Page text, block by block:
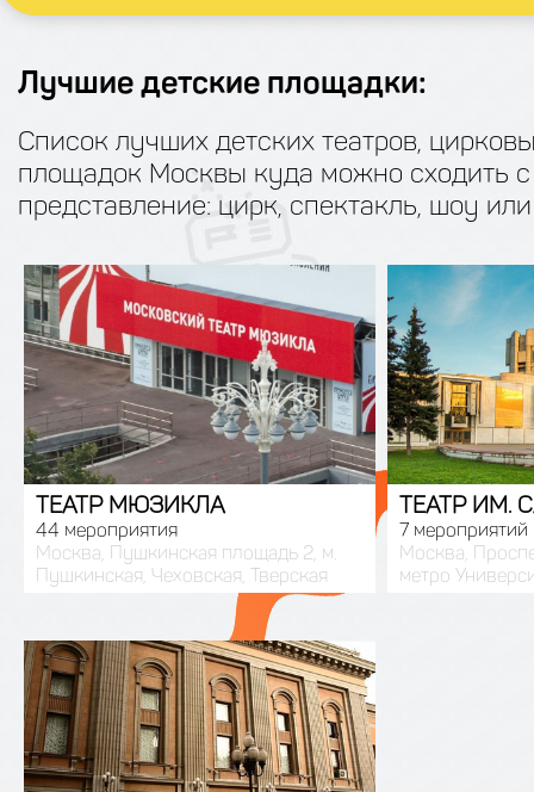
Лучшие детские площадки:
Список лучших детских театров,
площадок Москвы куда можно сходить
представление: цирк, спектакль, шоу
ТЕАТР МЮЗИКЛА
44 мероприятия
Москва, Пушкинская площадь 2, м.
Пушкинская, Чеховская, Тверская
ТЕАТР ИМ.
7 мероприятий
Москва,
метро